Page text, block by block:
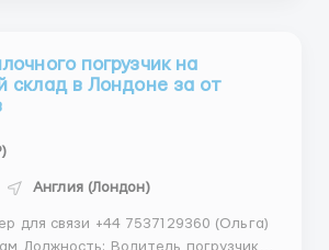
погрузчик на
склад в Лондоне за от
Англия (Лондон)
для связи +44 7537129360 (Ольга)